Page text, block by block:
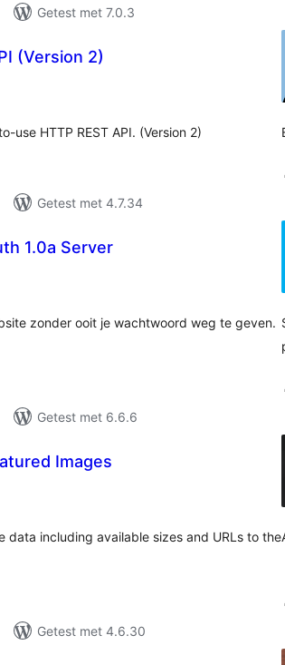
Getest met 7.0.3
(Version 2)
use HTTP REST API. (Version 2)
Getest met 4.7.34
1.0a Server
zonder ooit je wachtwoord weg te geven.
Getest met 6.6.6
Images
including available sizes and URLs to the
Getest met 4.6.30